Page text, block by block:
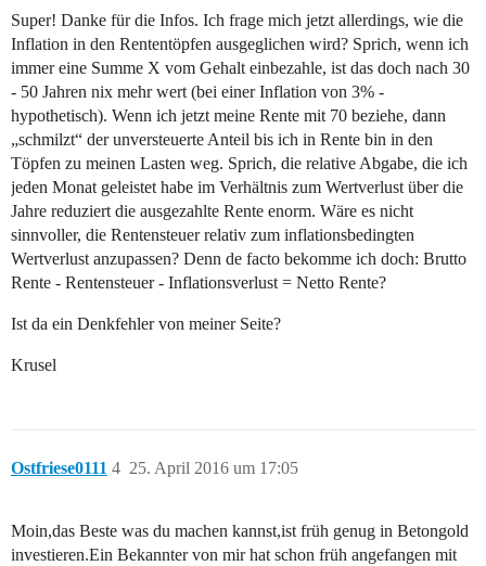
Super! Danke für die Infos. Ich frage mich jetzt allerdings, wie die
Inflation in den Rententöpfen ausgeglichen wird? Sprich, wenn ich
immer eine Summe X vom Gehalt einbezahle, ist das doch nach 30
- 50 Jahren nix mehr wert (bei einer Inflation von 3% -
hypothetisch). Wenn ich jetzt meine Rente mit 70 beziehe, dann
„schmilzt“ der unversteuerte Anteil bis ich in Rente bin in den
Töpfen zu meinen Lasten weg. Sprich, die relative Abgabe, die ich
jeden Monat geleistet habe im Verhältnis zum Wertverlust über die
Jahre reduziert die ausgezahlte Rente enorm. Wäre es nicht
sinnvoller, die Rentensteuer relativ zum inflationsbedingten
Wertverlust anzupassen? Denn de facto bekomme ich doch: Brutto
Rente - Rentensteuer - Inflationsverlust = Netto Rente?
Ist da ein Denkfehler von meiner Seite?
Krusel
Ostfriese0111 25. April 2016 um 17:05
4
Moin,das Beste was du machen kannst,ist früh genug in Betongold
investieren.Ein Bekannter von mir hat schon früh angefangen mit